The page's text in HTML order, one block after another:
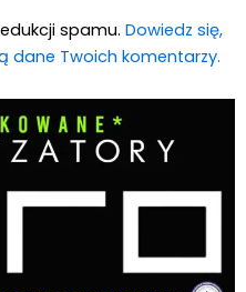
spamu. Dowiedz się,
dane Twoich komentarzy.